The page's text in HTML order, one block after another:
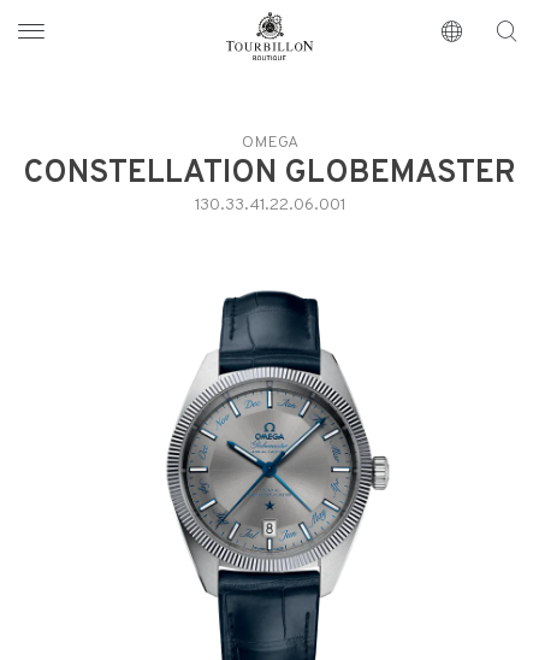
https://www.tourbillon.com/it
OMEGA
CONSTELLATION GLOBEMASTER
130.33.41.22.06.001